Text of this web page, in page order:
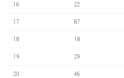
16 22
17 87
18 18
19 29
20 46